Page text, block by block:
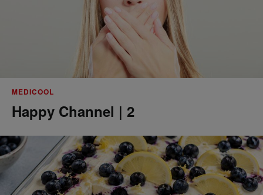
MEDICOOL
Happy Channel | 2